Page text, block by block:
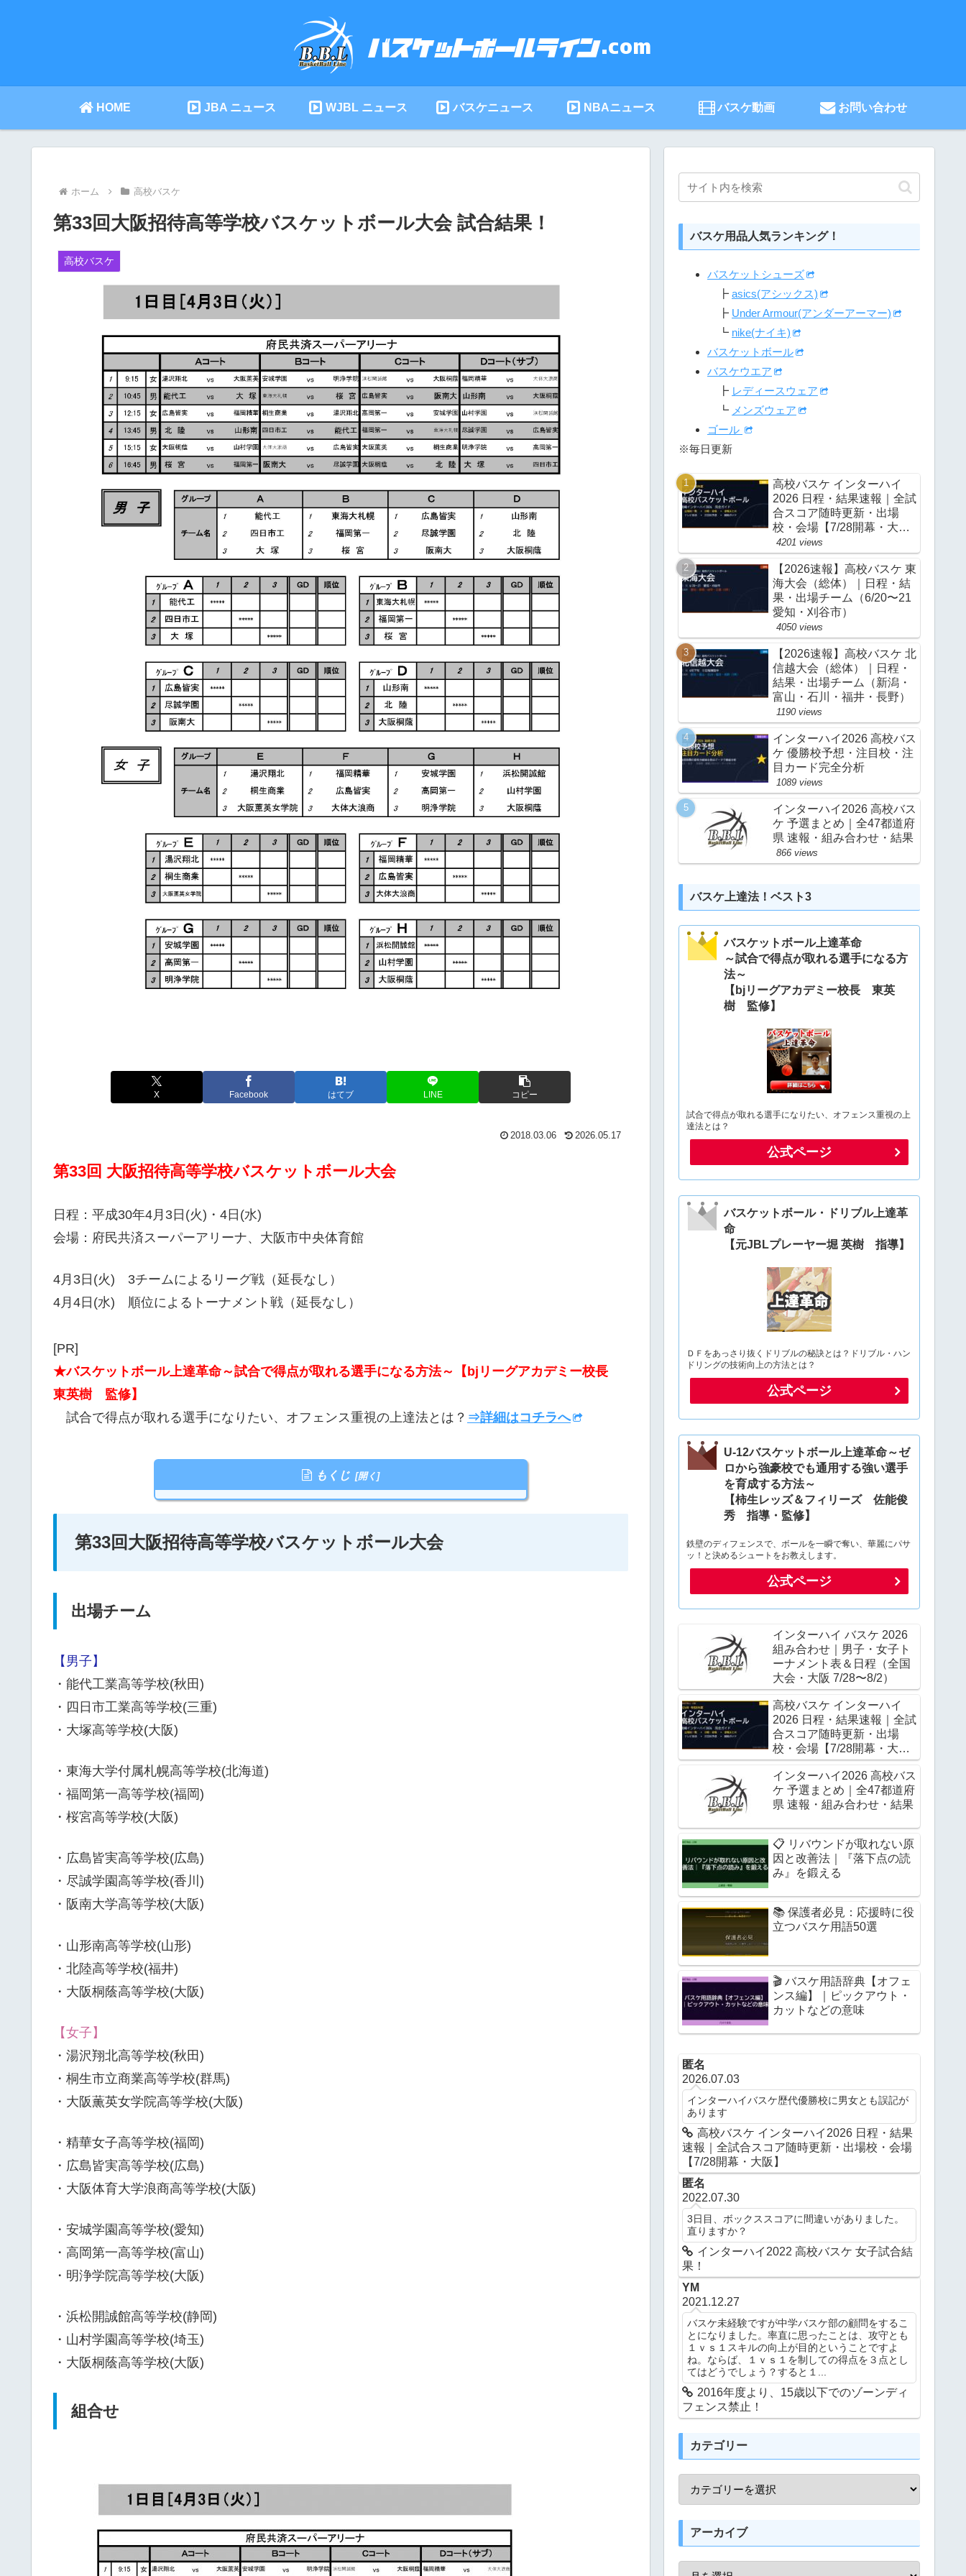
HOME JBA ニュース WJBL ニュース バスケニュース NBAニュース バスケ動画 お問い合わせ
ホーム 高校バスケ
第33回大阪招待高等学校バスケットボール大会 試合結果！
高校バスケ
X Facebook はてブ LINE コピー
2018.03.06 2026.05.17
第33回 大阪招待高等学校バスケットボール大会
日程：平成30年4月3日(火)・4日(水)
会場：府民共済スーパーアリーナ、大阪市中央体育館
4月3日(火) 3チームによるリーグ戦（延長なし）
4月4日(水) 順位によるトーナメント戦（延長なし）
[PR]
★バスケットボール上達革命～試合で得点が取れる選手になる方法～【bjリーグアカデミー校長
東英樹 監修】
試合で得点が取れる選手になりたい、オフェンス重視の上達法とは？ ⇒詳細はコチラへ
もくじ
第33回大阪招待高等学校バスケットボール大会
出場チーム
【男子】
・能代工業高等学校(秋田)
・四日市工業高等学校(三重)
・大塚高等学校(大阪)
・東海大学付属札幌高等学校(北海道)
・福岡第一高等学校(福岡)
・桜宮高等学校(大阪)
・広島皆実高等学校(広島)
・尽誠学園高等学校(香川)
・阪南大学高等学校(大阪)
・山形南高等学校(山形)
・北陸高等学校(福井)
・大阪桐蔭高等学校(大阪)
【女子】
・湯沢翔北高等学校(秋田)
・桐生市立商業高等学校(群馬)
・大阪薫英女学院高等学校(大阪)
・精華女子高等学校(福岡)
・広島皆実高等学校(広島)
・大阪体育大学浪商高等学校(大阪)
・安城学園高等学校(愛知)
・高岡第一高等学校(富山)
・明浄学院高等学校(大阪)
・浜松開誠館高等学校(静岡)
・山村学園高等学校(埼玉)
・大阪桐蔭高等学校(大阪)
組合せ
バスケ用品人気ランキング！
バスケットシューズ
┣ asics(アシックス)
┣ Under Armour(アンダーアーマー)
┗ nike(ナイキ)
バスケットボール
バスケウエア
┣ レディースウェア
┗ メンズウェア
ゴール
※毎日更新
高校バスケ インターハイ
2026 日程・結果速報｜全試
合スコア随時更新・出場
校・会場【7/28開幕・大
阪】
4201 views
【2026速報】高校バスケ 東
海大会（総体）｜日程・結
果・出場チーム（6/20〜21
愛知・刈谷市）
4050 views
【2026速報】高校バスケ 北
信越大会（総体）｜日程・
結果・出場チーム（新潟・
富山・石川・福井・長野）
1190 views
インターハイ2026 高校バス
ケ 優勝校予想・注目校・注
目カード完全分析
1089 views
インターハイ2026 高校バス
ケ 予選まとめ｜全47都道府
県 速報・組み合わせ・結果
866 views
バスケ上達法！ベスト3
バスケットボール上達革命
～試合で得点が取れる選手になる方
法～
【bjリーグアカデミー校長 東英
樹 監修】
試合で得点が取れる選手になりたい、オフェンス重視の上
達法とは？
公式ページ
バスケットボール・ドリブル上達革
命
【元JBLプレーヤー堀 英樹 指導】
ＤＦをあっさり抜くドリブルの秘訣とは？ドリブル・ハン
ドリングの技術向上の方法とは？
公式ページ
U-12バスケットボール上達革命～ゼ
ロから強豪校でも通用する強い選手
を育成する方法～
【柿生レッズ＆フィリーズ 佐能俊
秀 指導・監修】
鉄壁のディフェンスで、ボールを一瞬で奪い、華麗にパサ
ッ！と決めるシュートをお教えします。
公式ページ
インターハイ バスケ 2026
組み合わせ｜男子・女子ト
ーナメント表＆日程（全国
大会・大阪 7/28〜8/2）
高校バスケ インターハイ
2026 日程・結果速報｜全試
合スコア随時更新・出場
校・会場【7/28開幕・大
阪】
インターハイ2026 高校バス
ケ 予選まとめ｜全47都道府
県 速報・組み合わせ・結果
📋 リバウンドが取れない原
因と改善法｜『落下点の読
み』を鍛える
📚 保護者必見：応援時に役
立つバスケ用語50選
🎬 バスケ用語辞典【オフェ
ンス編】｜ピックアウト・
カットなどの意味
匿名
2026.07.03
インターハイバスケ歴代優勝校に男女とも誤記が
あります
高校バスケ インターハイ2026 日程・結果
速報｜全試合スコア随時更新・出場校・会場
【7/28開幕・大阪】
匿名
2022.07.30
3日目、ボックススコアに間違いがありました。
直りますか？
インターハイ2022 高校バスケ 女子試合結
果！
YM
2021.12.27
バスケ未経験ですが中学バスケ部の顧問をするこ
とになりました。率直に思ったことは、攻守とも
１ｖｓ１スキルの向上が目的ということですよ
ね。ならば、１ｖｓ１を制しての得点を３点とし
てはどうでしょう？すると１...
2016年度より、15歳以下でのゾーンディ
フェンス禁止！
カテゴリー
アーカイブ